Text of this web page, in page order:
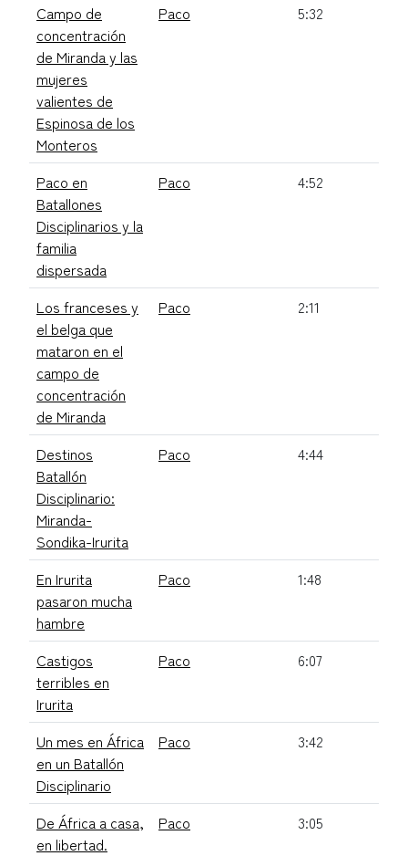
Campo de
concentración
de Miranda y las
mujeres
valientes de
Espinosa de los
Monteros
Paco 5:32
Paco en
Batallones
Disciplinarios y la
familia
dispersada
Paco 4:52
Los franceses y
el belga que
mataron en el
campo de
concentración
de Miranda
Paco 2:11
Destinos
Batallón
Disciplinario:
Miranda-
Sondika-Irurita
Paco 4:44
En Irurita
pasaron mucha
hambre
Paco 1:48
Castigos
terribles en
Irurita
Paco 6:07
Un mes en África
en un Batallón
Disciplinario
Paco 3:42
De África a casa,
en libertad.
Paco 3:05